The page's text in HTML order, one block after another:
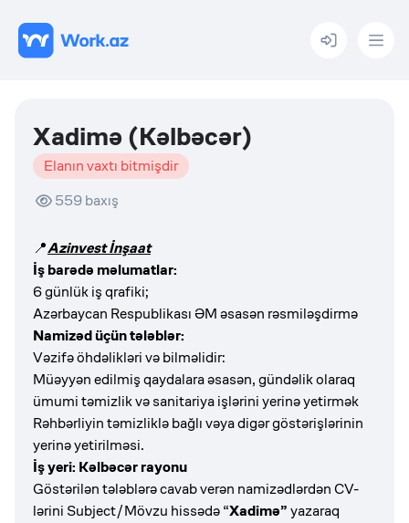
Menu
Xadimə (Kəlbəcər)
Elanın vaxtı bitmişdir
559baxış
📍Azinvest İnşaat
İş barədə məlumatlar:
6 günlük iş qrafiki;
Azərbaycan Respublikası ƏM əsasən rəsmiləşdirmə
Namizəd üçün tələblər:
Vəzifə öhdəlikləri və bilməlidir:
Müəyyən edilmiş qaydalara əsasən, gündəlik olaraq
ümumi təmizlik və sanitariya işlərini yerinə yetirmək
Rəhbərliyin təmizliklə bağlı vəya digər göstərişlərinin
yerinə yetirilməsi.
İş yeri: Kəlbəcər rayonu
Göstərilən tələblərə cavab verən namizədlərdən CV-
lərini Subject/Mövzu hissədə “Xadimə”yazaraq